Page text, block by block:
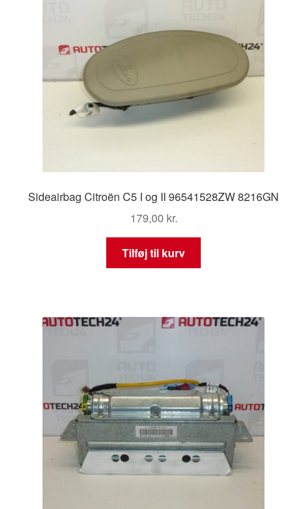
Sideairbag Citroën C5 I og II 96541528ZW 8216GN
179,00 kr.
Tilføj til kurv